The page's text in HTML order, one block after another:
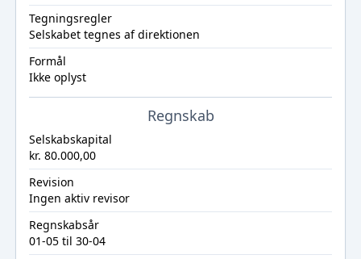
Tegningsregler
Selskabet tegnes af direktionen
Formål
Ikke oplyst
Regnskab
Selskabskapital
kr. 80.000,00
Revision
Ingen aktiv revisor
Regnskabsår
01-05 til 30-04